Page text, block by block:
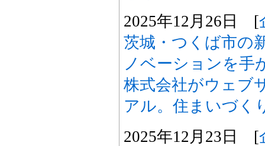
2025年12月26日 [
茨城・つくば市の
ノベーションを手
株式会社がウェブ
アル。住まいづく
2025年12月23日 [